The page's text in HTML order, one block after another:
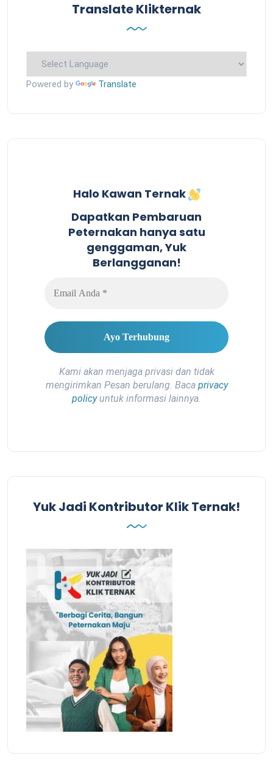
Translate Klikternak
Powered by Translate
Halo Kawan Ternak
Dapatkan Pembaruan
Peternakan hanya satu
genggaman, Yuk
Berlangganan!
Kami akan menjaga privasi dan tidak
mengirimkan Pesan berulang. Baca privacy
policyuntuk informasi lainnya.
Yuk Jadi Kontributor Klik Ternak!